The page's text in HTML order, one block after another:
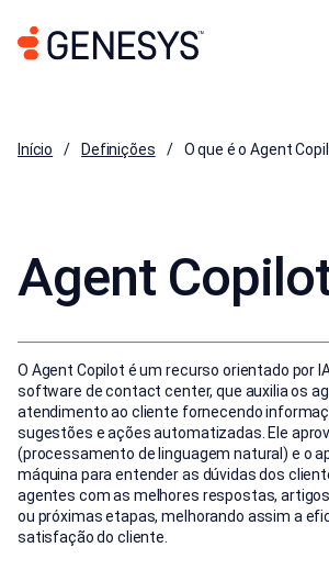
Início Definições O que é o Agent
Agent
O Agent Copilot é um recurso orientado por
software de contact center, que auxilia os
atendimento ao cliente fornecendo
sugestões e ações automatizadas. Ele
(processamento de linguagem natural) e o
máquina para entender as dúvidas dos
agentes com as melhores respostas,
ou próximas etapas, melhorando assim a
satisfação do cliente.